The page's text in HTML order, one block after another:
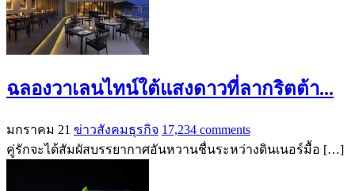
ฉลองวาเลนไทน์ใต้แสงดาวที่ลากริตต้า...
มกราคม 21 ข่าวสังคมธุรกิจ 17,234 comments
คู่รักจะได้สัมผัสบรรยากาศอันหวานชื่นระหว่างดินเนอร์มื้อ […]